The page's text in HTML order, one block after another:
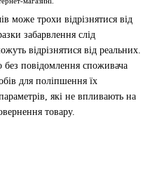
може трохи відрізнятися від
забарвлення слід
відрізнятися від реальних.
повідомлення споживача
для поліпшення їх
які не впливають на
товару.